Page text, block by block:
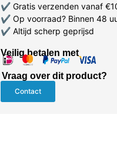
✔Gratis verzenden vanaf
✔Op voorraad? Binnen 48
✔Altijd scherp geprijsd
Veilig betalen met
Vraag over dit product?
Contact